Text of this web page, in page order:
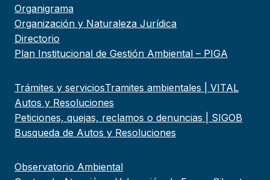
Organigrama
Organización y Naturaleza Jurídica
Directorio
Plan Institucional de Gestión Ambiental – PIGA
Trámites y serviciosTramites ambientales | VITAL
Autos y Resoluciones
Peticiones, quejas, reclamos o denuncias | SIGOB
Busqueda de Autos y Resoluciones
Observatorio Ambiental